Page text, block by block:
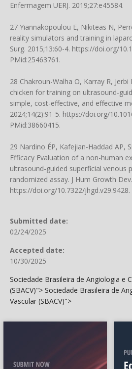
Enfermagem UERJ. 2019;27:e45584.
27 Yiannakopoulou E, Nikiteas N,
reality simulators and training in
Surg. 2015;13:60-4. https://doi.org/
PMid:25463761.
28 Chakroun-Walha O, Karray R,
chicken for training on ultrasound-
simple, cost-effective, and effective
2024;14(2):91-5. https://doi.org/
PMid:38660415.
29 Nardino ÉP, Kafejian-Haddad AP,
Efficacy Evaluation of a non-human
ultrasound-guided superficial venous
randomized assay. J Hum Growth
https://doi.org/10.7322/jhgd.v29.9428.
Submitted date:
02/24/2025
Accepted date:
10/30/2025
Sociedade Brasileira de Angiologia e
(SBACV)"> Sociedade Brasileira de
Vascular (SBACV)">